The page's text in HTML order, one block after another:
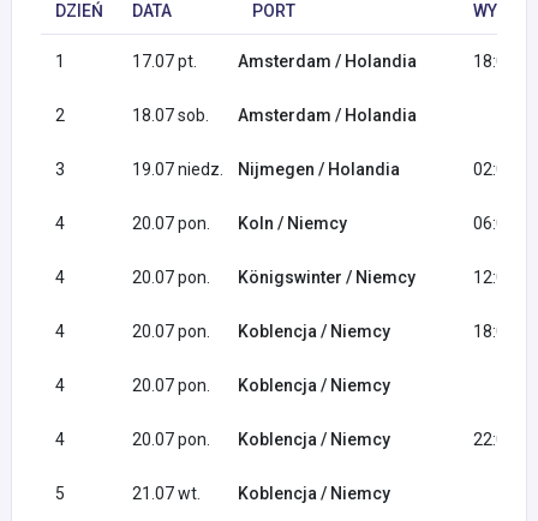
DZIEŃ DATA PORT
1 17.07 pt. Amsterdam / Holandia 18:00
2 18.07 sob. Amsterdam / Holandia
3 19.07 niedz. Nijmegen / Holandia 02:00
4 20.07 pon. Koln / Niemcy 06:00
4 20.07 pon. Königswinter / Niemcy 12:00
4 20.07 pon. Koblencja / Niemcy 18:00
4 20.07 pon. Koblencja / Niemcy
4 20.07 pon. Koblencja / Niemcy 22:00
5 21.07 wt. Koblencja / Niemcy